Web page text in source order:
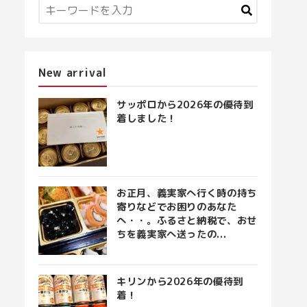
New arrival
サッポロから2026年の優待到
着しました！
お正月、義実家へ行く時の持ち
寄りなどでお困りのあなた
へ・・。ふるさと納税で、おせ
ちを義実家へ送ったの...
キリンから2026年の優待到
着！